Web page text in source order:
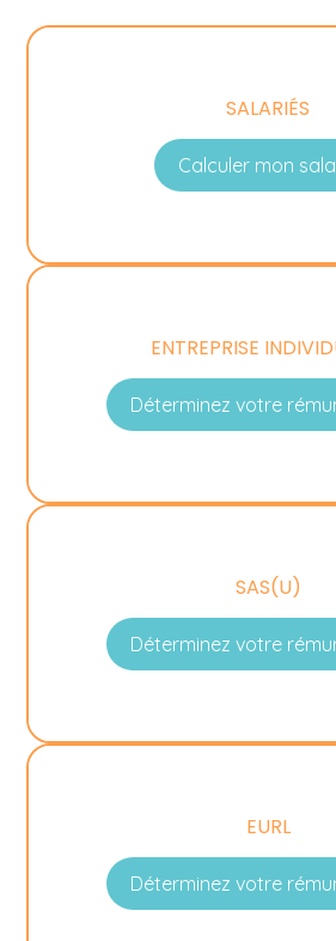
SALARIÉS
Calculer mon
ENTREPRISE
Déterminez votre
SAS(U)
Déterminez votre
EURL
Déterminez votre